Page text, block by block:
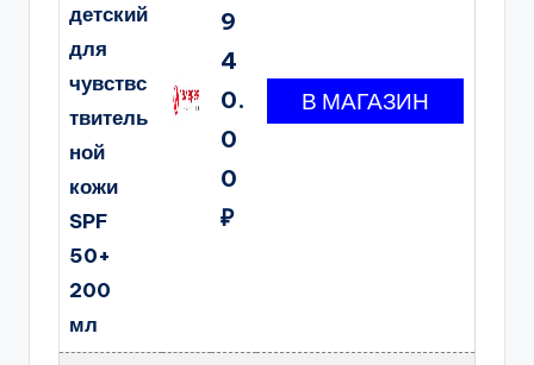
детский
для
чувствс
твитель
ной
кожи
SPF
50+
200
мл
9
4
0.
0
0
₽